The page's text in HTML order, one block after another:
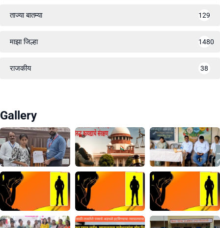
ताज्या बातम्या 129
माझा जिल्हा 1480
राजकीय 38
Gallery